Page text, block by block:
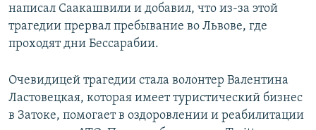
написал Саакашвили и добавил, что из-за этой
трагедии прервал пребывание во Львове, где
проходят дни Бессарабии.
Очевидицей трагедии стала волонтер Валентина
Ластовецкая, которая имеет туристический бизнес
в Затоке, помогает в оздоровлении и реабилитации